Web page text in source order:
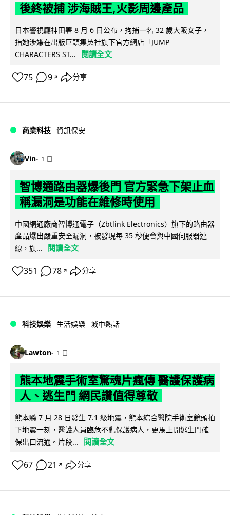
後終被捕 涉海賊王,火影周邊產品
日本警視廳神田署 8 月 6 日公布，拘捕一名 32 歲大阪女子，
指她涉嫌在出版巨頭集英社旗下官方網店「JUMP
CHARACTERS ST...
閱讀全文
75 9 ↗ 分享
商業科技 資訊保安
Vin 1 日
智博通路由器爆後門 官方緊急下架止血
稱漏洞是功能在維修時使用
中國網通廠商智博通電子（Zbtlink Electronics）旗下的路由器
產品爆出嚴重安全漏洞，被發現每 35 秒便會與中國伺服器連
線，旗...
閱讀全文
351 78 ↗ 分享
科技娛樂 生活娛樂 城中熱話
Lawton 1 日
熊本地震手術室驚魂片瘋傳 醫護保護病
人、逃生門 網民讚值得尊敬
熊本縣 7 月 28 日發生 7.1 級地震，熊本綜合醫院手術室鏡頭拍
下地震一刻，醫護人員臨危不亂保護病人，更馬上開逃生門確
保出口流通。片段...
閱讀全文
67 21 ↗ 分享